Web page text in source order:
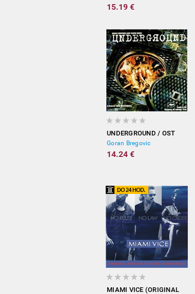
15.19 €
UNDERGROUND / OST
Goran Bregovic
14.24 €
MIAMI VICE (ORIGINAL